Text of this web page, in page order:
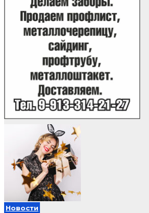
Новости